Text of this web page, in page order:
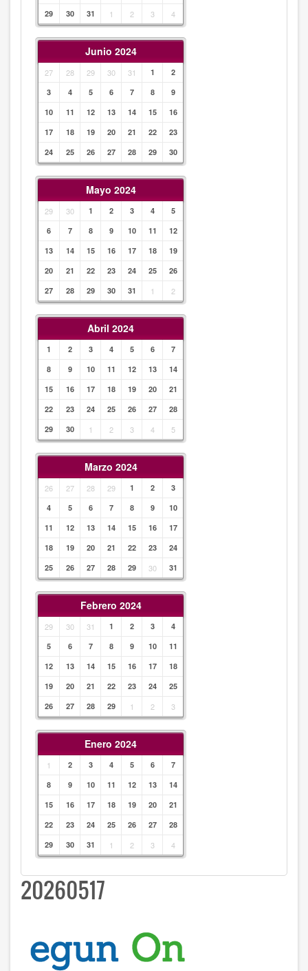
29
30 31 1 2 3 4
Junio 2024
27 28 29 30 31 1
2
3
4 5 6 7 8
9
10
11 12 13 14 15
16
17
18 19 20 21 22
23
24
25 26 27 28 29 30
Mayo 2024
29 30 1 2 3 4
5
6
7 8 9 10 11
12
13
14 15 16 17 18
19
20
21 22 23 24 25
26
27
28 29 30 31 1 2
Abril 2024
1 2 3 4 5 6
7
8
9 10 11 12 13
14
15
16 17 18 19 20
21
22
23 24 25 26 27
28
29
30 1 2 3 4 5
Marzo 2024
26 27 28 29 1 2
3
4
5 6 7 8 9
10
11
12 13 14 15 16
17
18
19 20 21 22 23
24
25
26 27 28 29 30 31
Febrero 2024
29 30 31 1 2 3
4
5
6 7 8 9 10
11
12
13 14 15 16 17
18
19
20 21 22 23 24
25
26
27 28 29 1 2 3
Enero 2024
1 2 3 4 5 6
7
8
9 10 11 12 13
14
15
16 17 18 19 20
21
22
23 24 25 26 27
28
29
30 31 1 2 3 4
20260517